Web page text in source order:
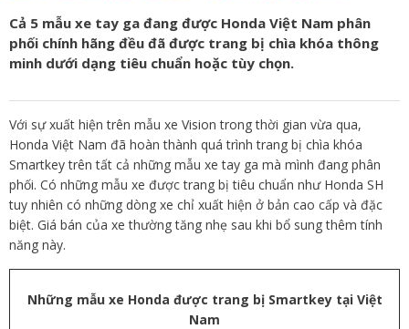
Cả 5 mẫu xe tay ga đang được Honda Việt Nam phân
phối chính hãng đều đã được trang bị chìa khóa thông
minh dưới dạng tiêu chuẩn hoặc tùy chọn.
Với sự xuất hiện trên mẫu xe Vision trong thời gian vừa qua,
Honda Việt Nam đã hoàn thành quá trình trang bị chìa khóa
Smartkey trên tất cả những mẫu xe tay ga mà mình đang phân
phối. Có những mẫu xe được trang bị tiêu chuẩn như Honda SH
tuy nhiên có những dòng xe chỉ xuất hiện ở bản cao cấp và đặc
biệt. Giá bán của xe thường tăng nhẹ sau khi bổ sung thêm tính
năng này.
Những mẫu xe Honda được trang bị Smartkey tại Việt
Nam